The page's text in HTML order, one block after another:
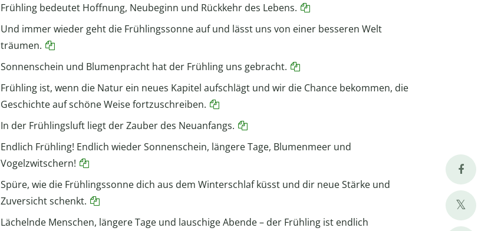
Frühling bedeutet Hoffnung, Neubeginn und Rückkehr des Lebens.
Und immer wieder geht die Frühlingssonne auf und lässt uns von einer besseren Welt
träumen.
Sonnenschein und Blumenpracht hat der Frühling uns gebracht.
Frühling ist, wenn die Natur ein neues Kapitel aufschlägt und wir die Chance bekommen, die
Geschichte auf schöne Weise fortzuschreiben.
In der Frühlingsluft liegt der Zauber des Neuanfangs.
Endlich Frühling! Endlich wieder Sonnenschein, längere Tage, Blumenmeer und
Vogelzwitschern!
Spüre, wie die Frühlingssonne dich aus dem Winterschlaf küsst und dir neue Stärke und
Zuversicht schenkt.
Lächelnde Menschen, längere Tage und lauschige Abende – der Frühling ist endlich